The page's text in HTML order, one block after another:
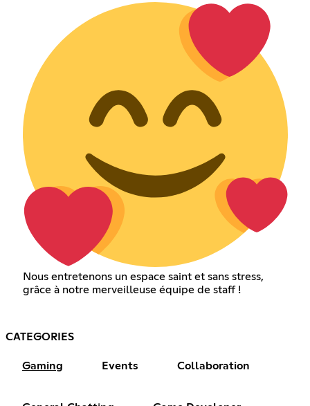
Nous entretenons un espace saint et sans stress,
grâce à notre merveilleuse équipe de staff !
CATEGORIES
Gaming Events Collaboration